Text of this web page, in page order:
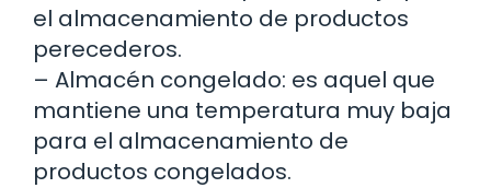
el almacenamiento de productos
perecederos.
– Almacén congelado: es aquel que
mantiene una temperatura muy baja
para el almacenamiento de
productos congelados.